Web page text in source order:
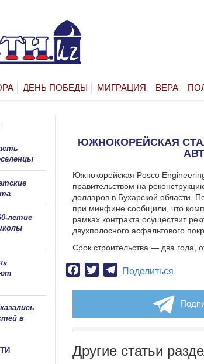
ДЕНЬ ПОБЕДЫ МИГРАЦИЯ ВЕРА
ЮЖНОКОРЕЙСКАЯ
Южнокорейская Posco
правительством на
долларов в Бухарской области.
при минфине сообщили, что
рамках контракта осуществит
двухполосного асфальтового
Срок строительства — два года,
Facebook
TwitterTelegram
Поделиться
Другие статьи
летие
в